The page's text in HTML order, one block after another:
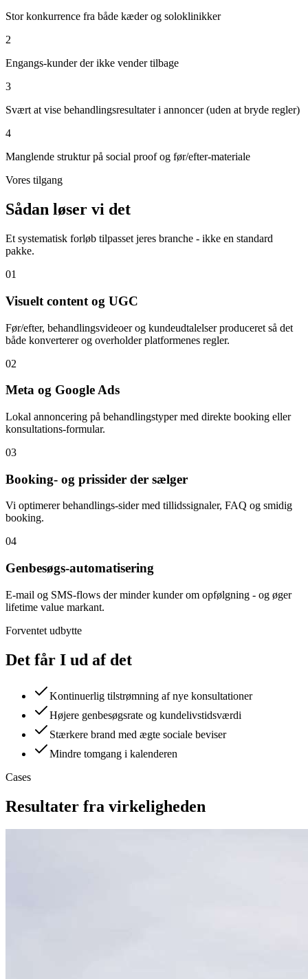
Stor konkurrence fra både kæder og soloklinikker
2
Engangs-kunder der ikke vender tilbage
3
Svært at vise behandlingsresultater i annoncer (uden at bryde regler)
4
Manglende struktur på social proof og før/efter-materiale
Vores tilgang
Sådan løser vi det
Et systematisk forløb tilpasset jeres branche - ikke en standard
pakke.
01
Visuelt content og UGC
Før/efter, behandlingsvideoer og kundeudtalelser produceret så det
både konverterer og overholder platformenes regler.
02
Meta og Google Ads
Lokal annoncering på behandlingstyper med direkte booking eller
konsultations-formular.
03
Booking- og prissider der sælger
Vi optimerer behandlings-sider med tillidssignaler, FAQ og smidig
booking.
04
Genbesøgs-automatisering
E-mail og SMS-flows der minder kunder om opfølgning - og øger
lifetime value markant.
Forventet udbytte
Det får I ud af det
Kontinuerlig tilstrømning af nye konsultationer
Højere genbesøgsrate og kundelivstidsværdi
Stærkere brand med ægte sociale beviser
Mindre tomgang i kalenderen
Cases
Resultater fra virkeligheden